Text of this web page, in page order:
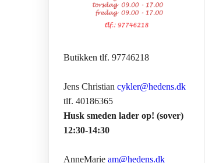
Butikken tlf. 97746218
Jens Christiancykler@hedens.dk
tlf. 40186365
Husk smeden lader op! (sover)
12:30-14:30
AnneMarieam@hedens.dk